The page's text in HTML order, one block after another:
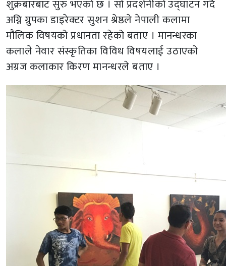
शुक्रबारबाट सुरु भएको छ । सो प्रदर्शनीको उद्घाटन गर्दै
अग्नि ग्रुपका डाइरेक्टर सुशन श्रेष्ठले नेपाली कलामा
मौलिक विषयको प्रधानता रहेको बताए । मानन्धरका
कलाले नेवार संस्कृतिका विविध विषयलाई उठाएको
अग्रज कलाकार किरण मानन्धरले बताए ।